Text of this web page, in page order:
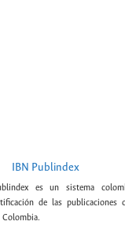
IBN Publindex
es un sistema
de las publicaciones
Colombia.